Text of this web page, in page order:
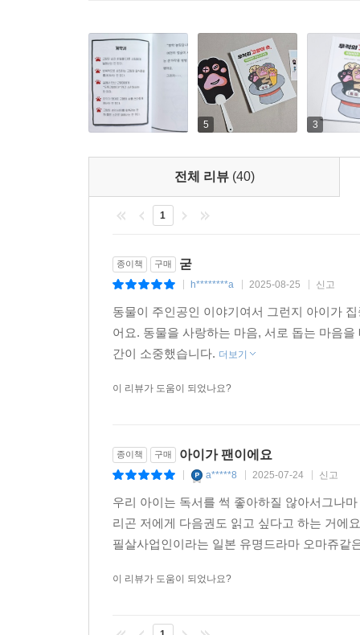
실력까지 갖춘 곤로쿠가 나서서 상황을 정리합니다.
일상에서 경험하기 힘든 어마어마한 소동을 겪으
읽는 독자들도 ‘무적의 고양이 손’의 활약을 통해
너무 바빠 정신이 없을 때면 “고양이 손이라도 빌
어떨까요? 『무적의 고양이 손』 시리즈는 ‘고
간판을 걸고서 팥이 든 일본 전통 과자를 판매하
도움을 필요로 하는 고객을 기다리고 있지요.
『무적의 고양이 손』 시리즈에 글을 쓴 우치다
작가의 글, 상황을 유머러스하게 표현한 일러스
응원하기에 안성맞춤입니다.
작가의 말
“고양이 손이라도 빌리고 싶지만…….”
용이 되어 하늘로 날아오르고 싶은 걸까요?
여하튼 오늘도 무적의 고양이 손 대여점은 제 몫을
- 우치다 린타로
5 3
전체 리뷰 (40)
1
종이책 구매 굳
h********a 2025-08-25 신고
동물이 주인공인 이야기여서 그런지 아이가
어요. 동물을 사랑하는 마음, 서로 돕는 마음
간이 소중했습니다. 더보기
이 리뷰가 도움이 되었나요?
종이책 구매 아이가 팬이에요
a*****8 2025-07-24 신고
우리 아이는 독서를 썩 좋아하질 않아서그나
리곤 저에게 다음권도 읽고 싶다고 하는 거에
필살사업인이라는 일본 유명드라마 오마쥬
이 리뷰가 도움이 되었나요?